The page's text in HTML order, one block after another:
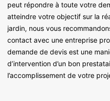
peut répondre à toute votre
atteindre votre objectif sur la
jardin, nous vous
contact avec une entreprise
demande de devis est une
d’intervention d’un bon
l’accomplissement de votre